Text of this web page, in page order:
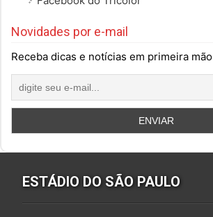
Novidades por e-mail
Receba dicas e notícias em primeira mão
ESTÁDIO DO SÃO PAULO